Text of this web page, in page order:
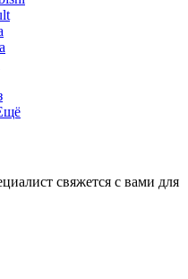
свяжется с вами для